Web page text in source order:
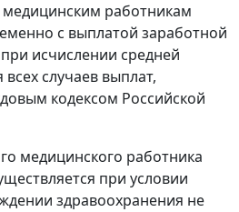
работникам
с выплатой заработной
исчислении средней
случаев выплат,
кодексом Российской
медицинского работника
при условии
здравоохранения не